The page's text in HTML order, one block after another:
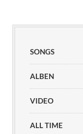
SONGS
ALBEN
VIDEO
ALL TIME